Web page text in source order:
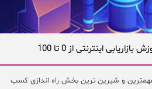
اینترنتی از 0 تا 100
مهمترین و شیرین ترین بخش راه اندازی کسب